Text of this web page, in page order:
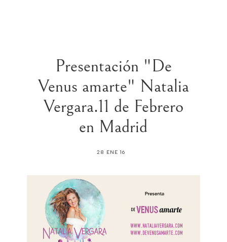
Presentación "De
Venus amarte" Natalia
Vergara.11 de Febrero
en Madrid
28 ENE 16